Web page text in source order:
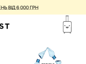
ВІД 6 000 ГРН